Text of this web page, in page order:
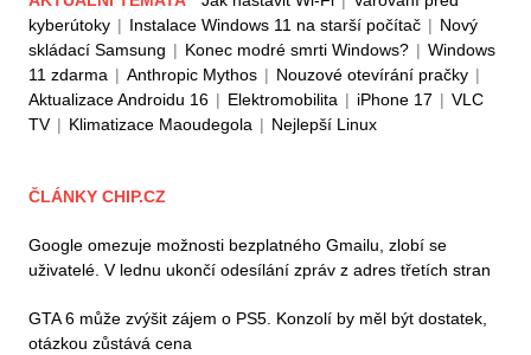
kyberútoky | Instalace Windows 11 na starší počítač | Nový
skládací Samsung | Konec modré smrti Windows? | Windows
11 zdarma | Anthropic Mythos | Nouzové otevírání pračky |
Aktualizace Androidu 16 | Elektromobilita | iPhone 17 | VLC
TV | Klimatizace Maoudegola | Nejlepší Linux
ČLÁNKY CHIP.CZ
Google omezuje možnosti bezplatného Gmailu, zlobí se
uživatelé. V lednu ukončí odesílání zpráv z adres třetích stran
GTA 6 může zvýšit zájem o PS5. Konzolí by měl být dostatek,
otázkou zůstává cena